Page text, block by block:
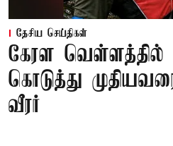
தேசிய செய்திகள்
கேரள வெள்ளத்தில்
கொடுத்து
வீரர்